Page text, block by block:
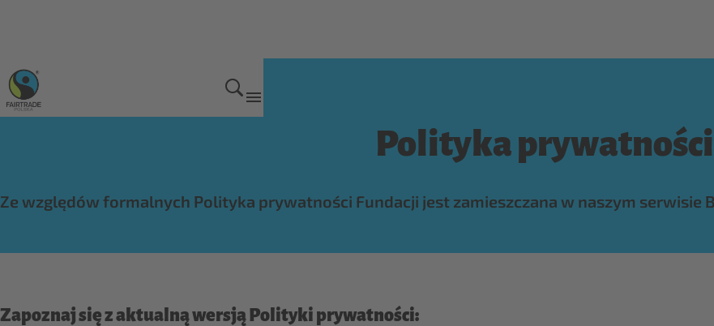
Home
Polityka prywatności
Ze względów formalnych Polityka prywatności Fundacji jest zamieszczana w naszym serwisie
Zapoznaj się z aktualną wersją Polityki prywatności: